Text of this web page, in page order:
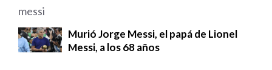
Murió Jorge Messi, el papá de Lionel
Messi, a los 68 años